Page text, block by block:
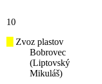
10
Zvoz plastov
Bobrovec
(Liptovský
Mikuláš)